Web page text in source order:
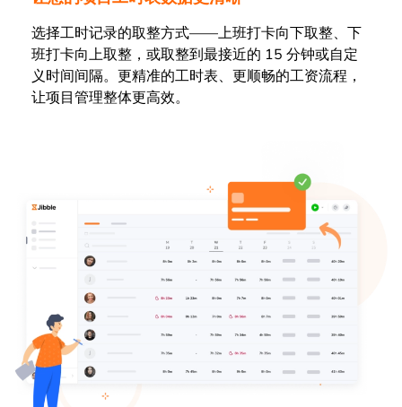
选择工时记录的取整方式——上班打卡向下取整、下
班打卡向上取整，或取整到最接近的 15 分钟或自定
义时间间隔。更精准的工时表、更顺畅的工资流程，
让项目管理整体更高效。